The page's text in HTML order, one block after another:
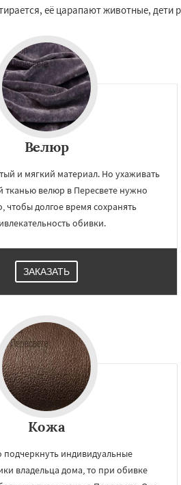
Химки Хотьково
её царапают животные,
Велюр
и мягкий материал. Но ухаживать
тканью велюр в Пересвете нужно
чтобы долгое время сохранять
обивки.
ЗАКАЗАТЬ
Кожа
подчеркнуть индивидуальные
владельца дома, то при обивке